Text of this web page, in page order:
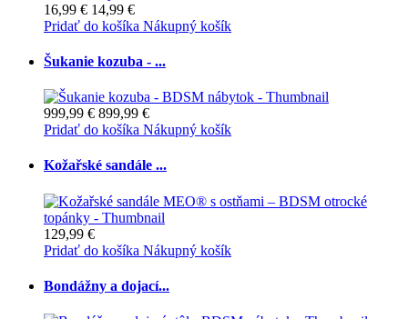
16,99 € 14,99 €
Pridať do košíka Nákupný košík
Šukanie kozuba - ...
999,99 € 899,99 €
Pridať do košíka Nákupný košík
Kožařské sandále ...
129,99 €
Pridať do košíka Nákupný košík
Bondážny a dojací...